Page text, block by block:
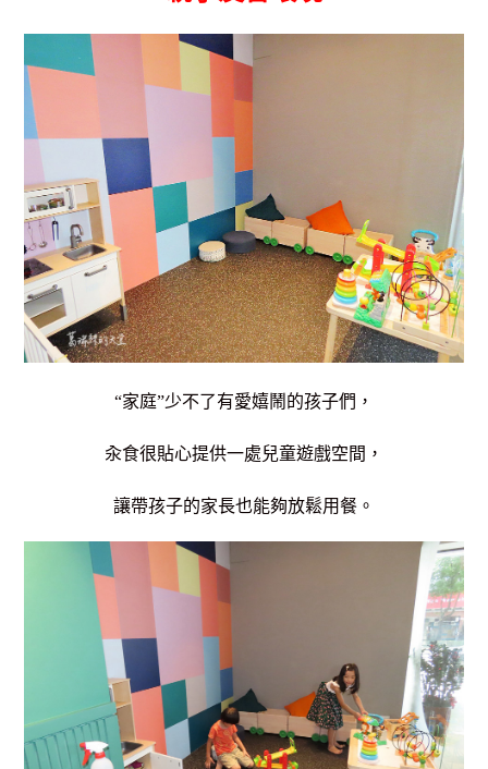
“家庭”少不了有愛嬉鬧的孩子們，
汆食很貼心提供一處兒童遊戲空間，
讓帶孩子的家長也能夠放鬆用餐。